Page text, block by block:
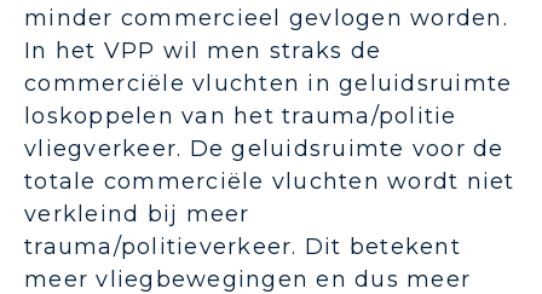
minder commercieel gevlogen worden.
In het VPP wil men straks de
commerciële vluchten in geluidsruimte
loskoppelen van het trauma/politie
vliegverkeer. De geluidsruimte voor de
totale commerciële vluchten wordt niet
verkleind bij meer
trauma/politieverkeer. Dit betekent
meer vliegbewegingen en dus meer